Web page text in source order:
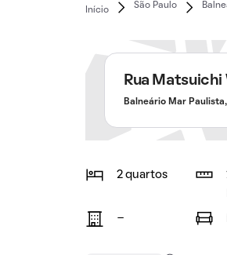
Início
São Paulo
Rua Matsuichi
Balneário Mar
2 quartos
-